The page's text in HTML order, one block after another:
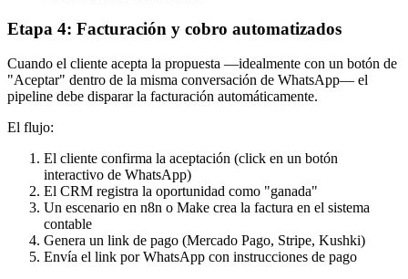
Etapa 4: Facturación y cobro automatizados
Cuando el cliente acepta la propuesta —idealmente con un botón de
"Aceptar" dentro de la misma conversación de WhatsApp— el
pipeline debe disparar la facturación automáticamente.
El flujo:
El cliente confirma la aceptación (click en un botón
interactivo de WhatsApp)
El CRM registra la oportunidad como "ganada"
Un escenario en n8n o Make crea la factura en el sistema
contable
Genera un link de pago (Mercado Pago, Stripe, Kushki)
Envía el link por WhatsApp con instrucciones de pago